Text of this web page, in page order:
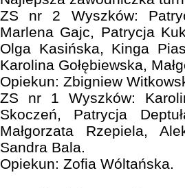
ZS nr 2 Wyszków:
Marlena Gajc, Patrycja
Olga Kasińska, Kinga
Karolina Gołębiewska,
Opiekun: Zbigniew
ZS nr 1 Wyszków:
Skoczeń, Patrycja
Małgorzata Rzepiela,
Sandra Bala.
Opiekun: Zofia Wóltańska.